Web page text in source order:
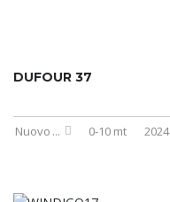
DUFOUR 37
Nuovo ... 0-10 mt 2024